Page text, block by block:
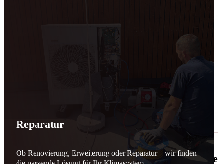
🌬️☀️ Mehr erneuerbare Energie für
Reparatur
Ob Renovierung, Erweiterung oder Reparatur – wir finden